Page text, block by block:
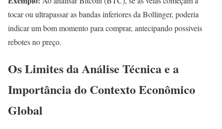
tocar ou ultrapassar as bandas inferiores da Bollinger, poderia
indicar um bom momento para comprar, antecipando possíveis
rebotes no preço.
Os Limites da Análise Técnica e a
Importância do Contexto Econômico
Global